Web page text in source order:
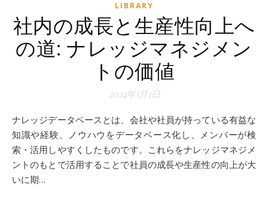
LIBRARY
社内の成長と生産性向上へ
の道: ナレッジマネジメン
トの価値
2024年5月1日
ナレッジデータベースとは、会社や社員が持っている有益な
知識や経験、ノウハウをデータベース化し、メンバーが検
索・活用しやすくしたものです。これらをナレッジマネジメ
ントのもとで活用することで社員の成長や生産性の向上が大
いに期…